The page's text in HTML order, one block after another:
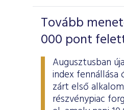
Tovább
000 pont
Augusztusban
index
zárt első
részvénypiac